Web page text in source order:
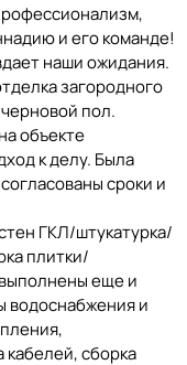
и его команде!
наши ожидания.
загородного
пол.
объекте
к делу. Была
сроки и
ГКЛ/штукатурка/
плитки/
еще и
водоснабжения и
сборка